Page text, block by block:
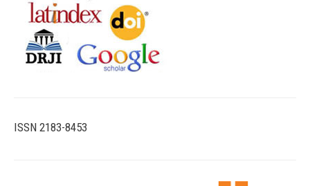
ISSN 2183-8453